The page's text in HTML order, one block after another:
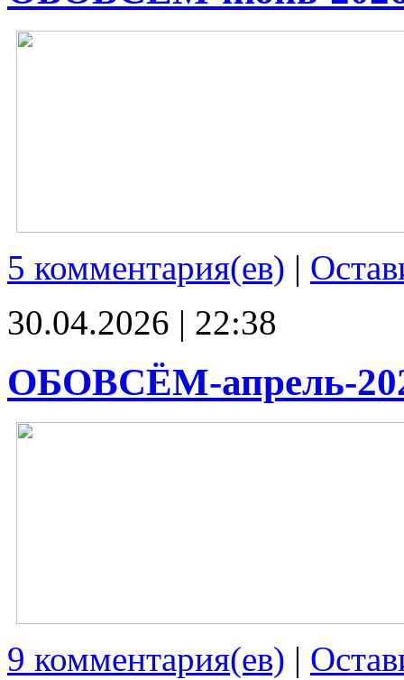
5 комментария(ев) |
30.04.2026 | 22:38
ОБОВСЁМ-апрель-
9 комментария(ев) |